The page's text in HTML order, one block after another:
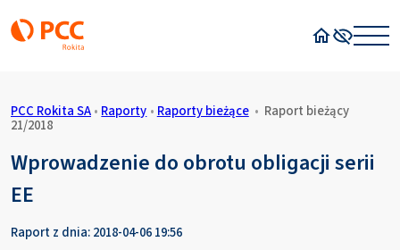
PCC Rokita SA • Raporty • Raporty bieżące • Raport bieżący
21/2018
Wprowadzenie do obrotu obligacji serii
EE
Raport z dnia: 2018-04-06 19:56